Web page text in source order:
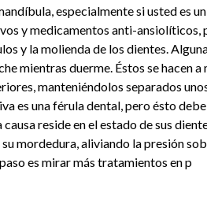
especialmente si usted es
y medicamentos anti-ansiolíticos,
y la molienda de los dientes.
mientras duerme. Éstos se hacen
manteniéndolos separados
es una férula dental, pero ésto
reside en el estado de sus
mordedura, aliviando la presión
es mirar más tratamientos en p